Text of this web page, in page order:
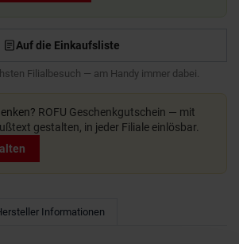
Auf die Einkaufsliste
Filialbesuch — am Handy immer dabei.
ROFU Geschenkgutschein — mit
gestalten, in jeder Filiale einlösbar.
Informationen